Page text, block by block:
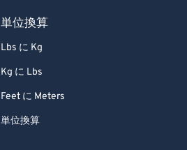
単位換算
Lbs に Kg
Kg に Lbs
Feet に Meters
単位換算